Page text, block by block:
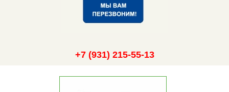
+7 (931) 215-55-13